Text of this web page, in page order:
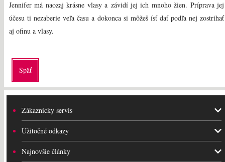
Jennifer má naozaj krásne vlasy a závidí jej ich mnoho žien. Príprava jej
účesu ti nezaberie veľa času a dokonca si môžeš ísť dať podľa nej zostrihať
aj ofinu a vlasy.
Späť
Zákaznícky servis
Užitočné odkazy
Najnovšie články